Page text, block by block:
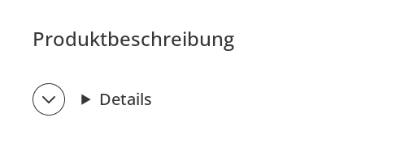
Produktbeschreibung
Details